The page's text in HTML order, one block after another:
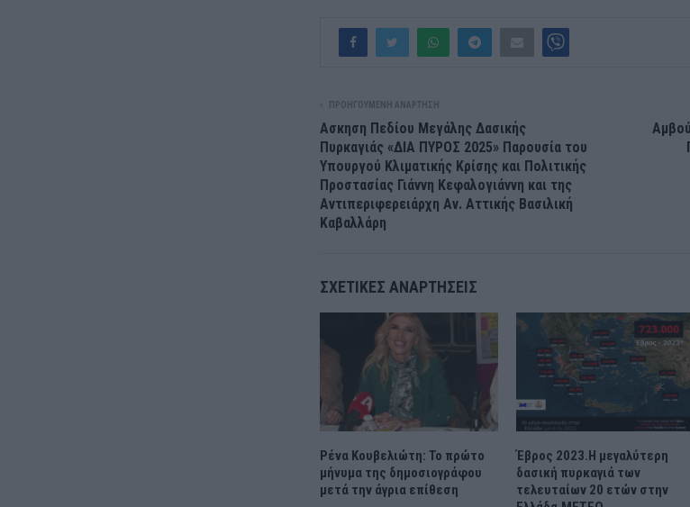
ΠΡΟΗΓΟΎΜΕΝΗ ΑΝΆΡΤΗΣΗ
Ασκηση Πεδίου Μεγάλης Δασικής
Πυρκαγιάς «ΔΙΑ ΠΥΡΟΣ 2025» Παρουσία του
Υπουργού Κλιματικής Κρίσης και Πολιτικής
Προστασίας Γιάννη Κεφαλογιάννη και της
Αντιπεριφερειάρχη Αν. Αττικής Βασιλική
Καβαλλάρη
ΣΧΕΤΙΚΈΣ ΑΝΑΡΤΉΣΕΙΣ
Ρένα Κουβελιώτη: Το πρώτο
μήνυμα της δημοσιογράφου
μετά την άγρια επίθεση
Έβρος 2023.Η μεγαλύτερη
δασική πυρκαγιά των
τελευταίων 20 ετών στην